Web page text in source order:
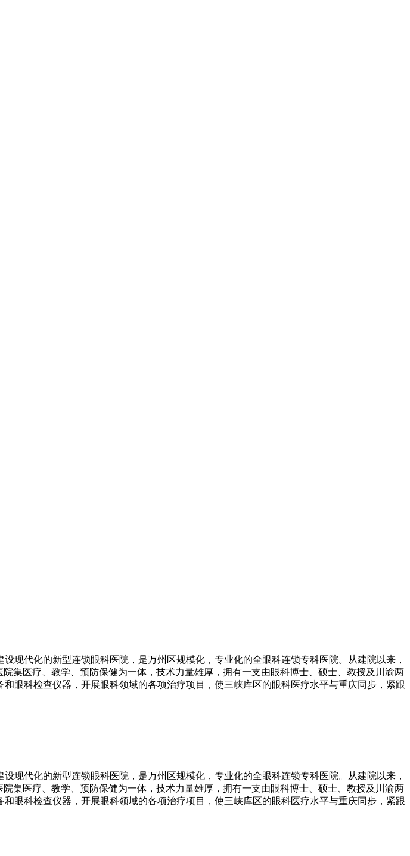
现代化的新型连锁眼科医院，是万州区规模化，专业化的全眼科连锁专科医院。从建院以来，
集医疗、教学、预防保健为一体，技术力量雄厚，拥有一支由眼科博士、硕士、教授及川渝两
眼科检查仪器，开展眼科领域的各项治疗项目，使三峡库区的眼科医疗水平与重庆同步，紧跟
现代化的新型连锁眼科医院，是万州区规模化，专业化的全眼科连锁专科医院。从建院以来，
集医疗、教学、预防保健为一体，技术力量雄厚，拥有一支由眼科博士、硕士、教授及川渝两
眼科检查仪器，开展眼科领域的各项治疗项目，使三峡库区的眼科医疗水平与重庆同步，紧跟